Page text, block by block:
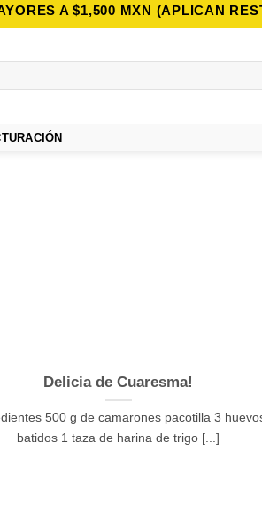
A $1,500 MXN (APLICAN
Delicia de Cuaresma!
500 g de camarones pacotilla 3
batidos 1 taza de harina de trigo [...]